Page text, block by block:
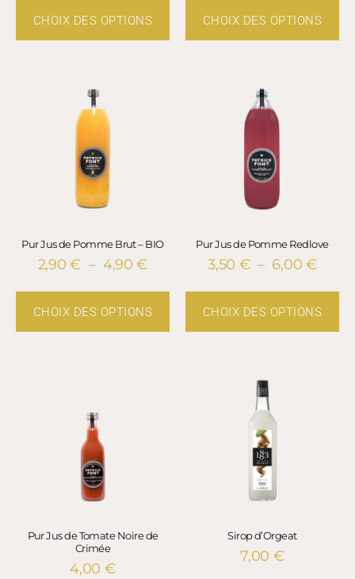
CHOIX DES OPTIONS CHOIX DES OPTIONS
Pur Jus de Pomme Brut – BIO
2,90€ – 4,90€
CHOIX DES OPTIONS
Pur Jus de Pomme Redlove
3,50 € – 6,00 €
CHOIX DES OPTIONS
Pur Jus de Tomate Noire de
Crimée
4,00 €
Sirop d’Orgeat
7,00 €